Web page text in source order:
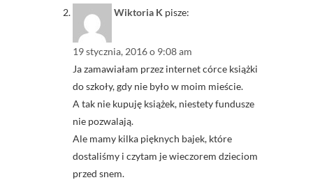
Wiktoria K pisze:
19 stycznia, 2016 o 9:08 am
Ja zamawiałam przez internet córce książki
do szkoły, gdy nie było w moim mieście.
A tak nie kupuję książek, niestety fundusze
nie pozwalają.
Ale mamy kilka pięknych bajek, które
dostaliśmy i czytam je wieczorem dzieciom
przed snem.